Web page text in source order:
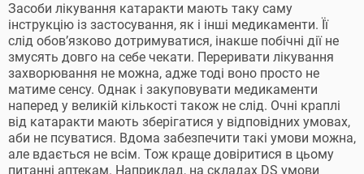
Засоби лікування катаракти мають таку саму
інструкцію із застосування, як і інші медикаменти. Її
слід обов’язково дотримуватися, інакше побічні дії не
змусять довго на себе чекати. Переривати лікування
захворювання не можна, адже тоді воно просто не
матиме сенсу. Однак і закуповувати медикаменти
наперед у великій кількості також не слід. Очні краплі
від катаракти мають зберігатися у відповідних умовах,
аби не псуватися. Вдома забезпечити такі умови можна,
але вдається не всім. Тож краще довіритися в цьому
питанні аптекам. Наприклад, на складах DS умови